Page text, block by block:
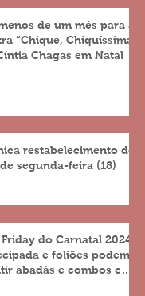
de um mês para a
“Chique, Chiquíssima”
Chagas em Natal
restabelecimento do
segunda-feira (18)
do Carnatal 2024
e foliões podem
abadás e combos com